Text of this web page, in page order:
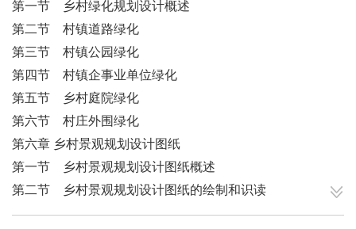
第一节 乡村绿化规划设计概述
第二节 村镇道路绿化
第三节 村镇公园绿化
第四节 村镇企事业单位绿化
第五节 乡村庭院绿化
第六节 村庄外围绿化
第六章 乡村景观规划设计图纸
第一节 乡村景观规划设计图纸概述
第二节 乡村景观规划设计图纸的绘制和识读